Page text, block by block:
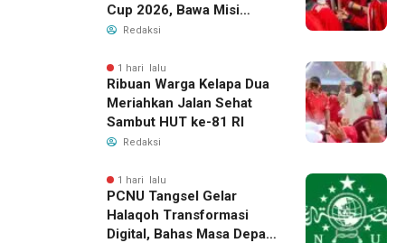
Cup 2026, Bawa Misi
Harumkan Nama Banten
Redaksi
1 hari lalu
Ribuan Warga Kelapa Dua
Meriahkan Jalan Sehat
Sambut HUT ke-81 RI
Redaksi
1 hari lalu
PCNU Tangsel Gelar
Halaqoh Transformasi
Digital, Bahas Masa Depan